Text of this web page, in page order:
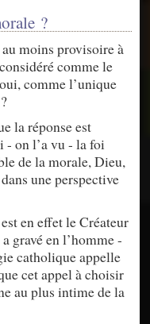
?
moins provisoire à
comme le
comme l’unique
la réponse est
- on l’a vu - la foi
de la morale, Dieu,
une perspective
en effet le Créateur
gravé en l’homme -
catholique appelle
cet appel à choisir
au plus intime de la